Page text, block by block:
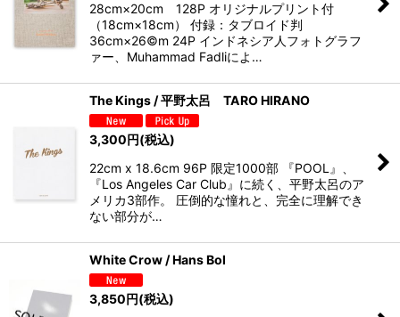
28cm×20cm 128P オリジナルプリント付
（18cm×18cm） 付録：タブロイド判
36cm×26©m 24P インドネシア人フォトグラフ
ァー、Muhammad Fadliによ…
The Kings / 平野太呂 TARO HIRANO
3,300円(税込)
22cm x 18.6cm 96P 限定1000部 『POOL』、
『Los Angeles Car Club』に続く、平野太呂のア
メリカ3部作。 圧倒的な憧れと、完全に理解でき
ない部分が…
White Crow / Hans Bol
3,850円(税込)